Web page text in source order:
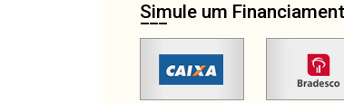
Simule um